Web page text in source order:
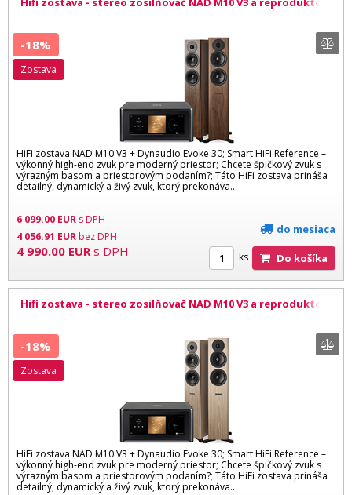
HiFi zostava NAD M10 V3 + Dynaudio Evoke 30; Smart HiFi Reference –
výkonný high-end zvuk pre moderný priestor; Chcete špičkový zvuk s
výrazným basom a priestorovým podaním?; Táto HiFi zostava prináša
detailný, dynamický a živý zvuk, ktorý prekonáva...
6 099.00EURs DPH
4 056.91 EURbez DPH
4 990.00 EUR s DPH
-18%
zostava
do mesiaca
ks Do košíka
Hifi zostava - stereo zosilňovač NAD M10 V3 a reproduktory
HiFi zostava NAD M10 V3 + Dynaudio Evoke 30; Smart HiFi Reference –
výkonný high-end zvuk pre moderný priestor; Chcete špičkový zvuk s
výrazným basom a priestorovým podaním?; Táto HiFi zostava prináša
detailný, dynamický a živý zvuk, ktorý prekonáva...
-18%
zostava